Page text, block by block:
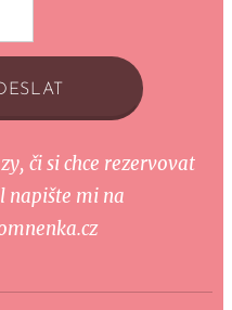
či si chce rezervovat
napište mi na